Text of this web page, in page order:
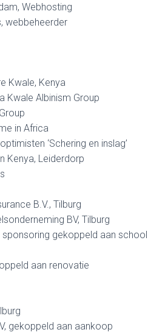
Webhosting
webbeheerder
Kwale, Kenya
Kwale Albinism Group
in Africa
‘Schering en inslag’
Kenya, Leiderdorp
B.V., Tilburg
BV, Tilburg
sponsoring gekoppeld aan school
aan renovatie
gekoppeld aan aankoop